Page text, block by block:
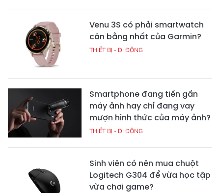
Venu 3S có phải smartwatch
cân bằng nhất của Garmin?
THIẾT BỊ - DI ĐỘNG
Smartphone đang tiến gần
máy ảnh hay chỉ đang vay
mượn hình thức của máy ảnh?
THIẾT BỊ - DI ĐỘNG
Sinh viên có nên mua chuột
Logitech G304 để vừa học tập
vừa chơi game?